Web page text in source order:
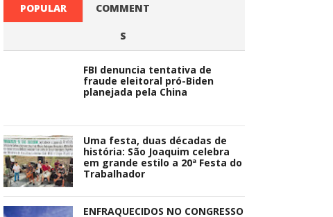
POPULAR COMMENT
S
FBI denuncia tentativa de
fraude eleitoral pró-Biden
planejada pela China
Uma festa, duas décadas de
história: São Joaquim celebra
em grande estilo a 20ª Festa do
Trabalhador
ENFRAQUECIDOS NO CONGRESSO